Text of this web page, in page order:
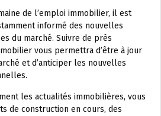
de l’emploi immobilier, il est
informé des nouvelles
du marché. Suivre de près
vous permettra d’être à jour
et d’anticiper les nouvelles
les actualités immobilières, vous
de construction en cours, des